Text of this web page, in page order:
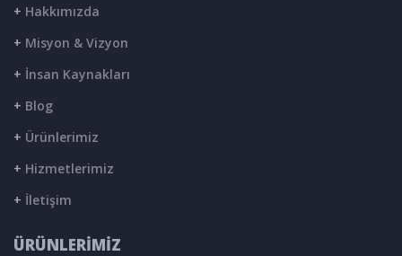
+ Hakkımızda
+ Misyon & Vizyon
+ İnsan Kaynakları
+ Blog
+ Ürünlerimiz
+ Hizmetlerimiz
+ İletişim
ÜRÜNLERİMİZ